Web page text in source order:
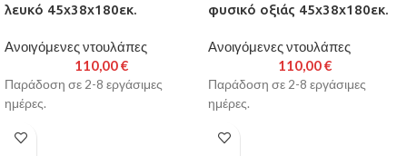
λευκό 45x38x180εκ.
Ανοιγόμενες ντουλάπες
110,00€
Παράδοση σε 2-8 εργάσιμες
ημέρες.
φυσικό οξιάς 45x38x180εκ.
Ανοιγόμενες ντουλάπες
110,00€
Παράδοση σε 2-8 εργάσιμες
ημέρες.